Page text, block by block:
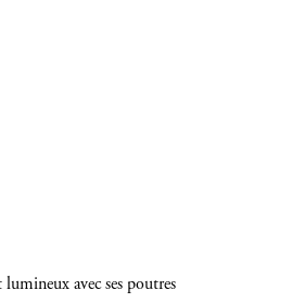
avec ses poutres